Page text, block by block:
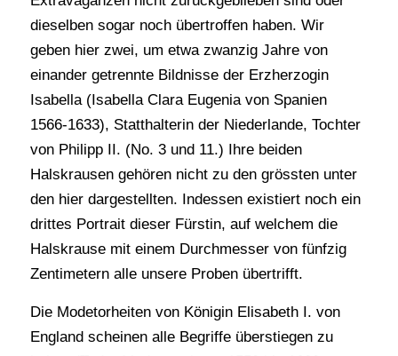
dieselben sogar noch übertroffen haben. Wir
geben hier zwei, um etwa zwanzig Jahre von
einander getrennte Bildnisse der Erzherzogin
Isabella (Isabella Clara Eugenia von Spanien
1566-1633), Statthalterin der Niederlande, Tochter
von Philipp II. (No. 3 und 11.) Ihre beiden
Halskrausen gehören nicht zu den grössten unter
den hier dargestellten. Indessen existiert noch ein
drittes Portrait dieser Fürstin, auf welchem die
Halskrause mit einem Durchmesser von fünfzig
Zentimetern alle unsere Proben übertrifft.
Die Modetorheiten von Königin Elisabeth I. von
England scheinen alle Begriffe überstiegen zu